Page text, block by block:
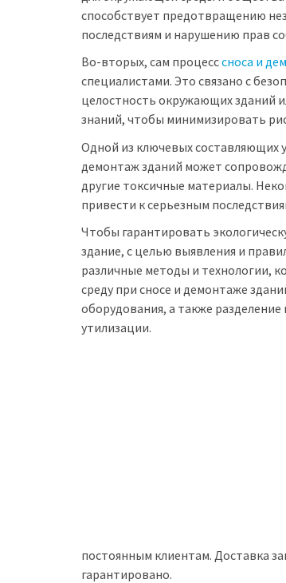
способствует предотвращению
последствиям и нарушению прав
Во-вторых, сам процесссноса и
специалистами. Это связано с
целостность окружающих зданий
знаний, чтобы минимизировать
Одной из ключевых составляющих
демонтаж зданий может
другие токсичные материалы.
привести к серьезным
Чтобы гарантировать
здание, с целью выявления и
различные методы и технологии,
среду при сносе и демонтаже
оборудования, а также
утилизации.
постоянным клиентам. Доставка
гарантировано.